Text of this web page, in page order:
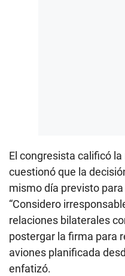
El congresista calificó
cuestionó que la
mismo día previsto
“Considero
relaciones bilaterales
postergar la firma para
aviones planificada
enfatizó.